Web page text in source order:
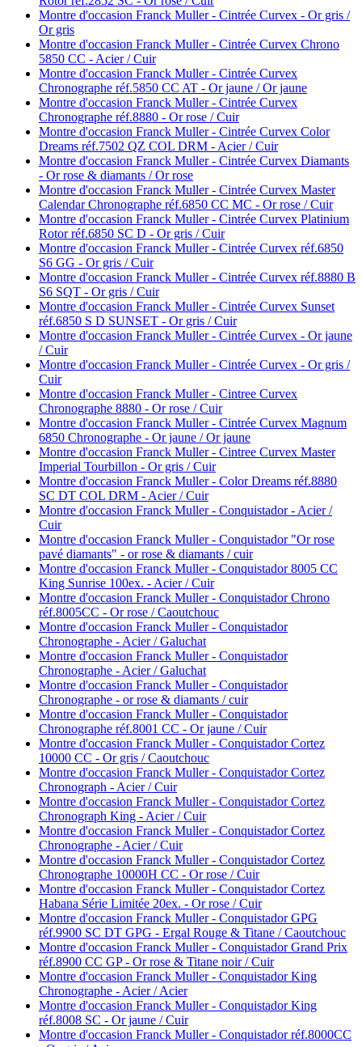
Montre d'occasion Franck Muller - Cintrée Curvex - Or gris /
Or gris
Montre d'occasion Franck Muller - Cintrée Curvex Chrono
5850 CC - Acier / Cuir
Montre d'occasion Franck Muller - Cintrée Curvex
Chronographe réf.5850 CC AT - Or jaune / Or jaune
Montre d'occasion Franck Muller - Cintrée Curvex
Chronographe réf.8880 - Or rose / Cuir
Montre d'occasion Franck Muller - Cintrée Curvex Color
Dreams réf.7502 QZ COL DRM - Acier / Cuir
Montre d'occasion Franck Muller - Cintrée Curvex Diamants
- Or rose & diamants / Or rose
Montre d'occasion Franck Muller - Cintrée Curvex Master
Calendar Chronographe réf.6850 CC MC - Or rose / Cuir
Montre d'occasion Franck Muller - Cintrée Curvex Platinium
Rotor réf.6850 SC D - Or gris / Cuir
Montre d'occasion Franck Muller - Cintrée Curvex réf.6850
S6 GG - Or gris / Cuir
Montre d'occasion Franck Muller - Cintrée Curvex réf.8880 B
S6 SQT - Or gris / Cuir
Montre d'occasion Franck Muller - Cintrée Curvex Sunset
réf.6850 S D SUNSET - Or gris / Cuir
Montre d'occasion Franck Muller - Cintrée Curvex - Or jaune
/ Cuir
Montre d'occasion Franck Muller - Cintrée Curvex - Or gris /
Cuir
Montre d'occasion Franck Muller - Cintree Curvex
Chronographe 8880 - Or rose / Cuir
Montre d'occasion Franck Muller - Cintrée Curvex Magnum
6850 Chronographe - Or jaune / Or jaune
Montre d'occasion Franck Muller - Cintree Curvex Master
Imperial Tourbillon - Or gris / Cuir
Montre d'occasion Franck Muller - Color Dreams réf.8880
SC DT COL DRM - Acier / Cuir
Montre d'occasion Franck Muller - Conquistador - Acier /
Cuir
Montre d'occasion Franck Muller - Conquistador "Or rose
pavé diamants" - or rose & diamants / cuir
Montre d'occasion Franck Muller - Conquistador 8005 CC
King Sunrise 100ex. - Acier / Cuir
Montre d'occasion Franck Muller - Conquistador Chrono
réf.8005CC - Or rose / Caoutchouc
Montre d'occasion Franck Muller - Conquistador
Chronographe - Acier / Galuchat
Montre d'occasion Franck Muller - Conquistador
Chronographe - Acier / Galuchat
Montre d'occasion Franck Muller - Conquistador
Chronographe - or rose & diamants / cuir
Montre d'occasion Franck Muller - Conquistador
Chronographe réf.8001 CC - Or jaune / Cuir
Montre d'occasion Franck Muller - Conquistador Cortez
10000 CC - Or gris / Caoutchouc
Montre d'occasion Franck Muller - Conquistador Cortez
Chronograph - Acier / Cuir
Montre d'occasion Franck Muller - Conquistador Cortez
Chronograph King - Acier / Cuir
Montre d'occasion Franck Muller - Conquistador Cortez
Chronographe - Acier / Cuir
Montre d'occasion Franck Muller - Conquistador Cortez
Chronographe 10000H CC - Or rose / Cuir
Montre d'occasion Franck Muller - Conquistador Cortez
Habana Série Limitée 20ex. - Or rose / Cuir
Montre d'occasion Franck Muller - Conquistador GPG
réf.9900 SC DT GPG - Ergal Rouge & Titane / Caoutchouc
Montre d'occasion Franck Muller - Conquistador Grand Prix
réf.8900 CC GP - Or rose & Titane noir / Cuir
Montre d'occasion Franck Muller - Conquistador King
Chronographe - Acier / Acier
Montre d'occasion Franck Muller - Conquistador King
réf.8008 SC - Or jaune / Cuir
Montre d'occasion Franck Muller - Conquistador réf.8000CC